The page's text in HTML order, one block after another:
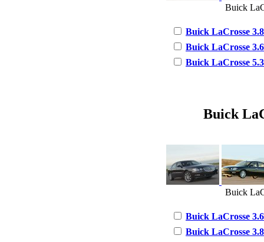
Buick
Buick LaCrosse
Buick LaCrosse
Buick LaCrosse
Buick
Buick
Buick LaCrosse
Buick LaCrosse